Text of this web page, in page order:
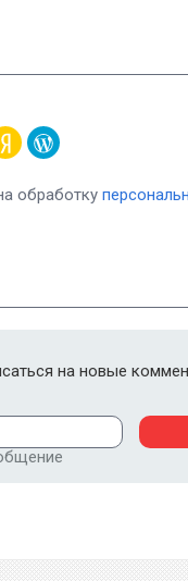
обработку
на новые